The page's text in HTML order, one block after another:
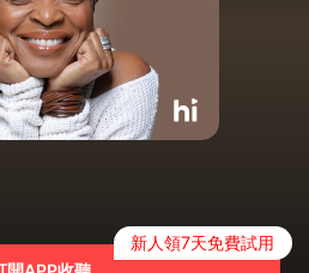
新人領7天免費試用